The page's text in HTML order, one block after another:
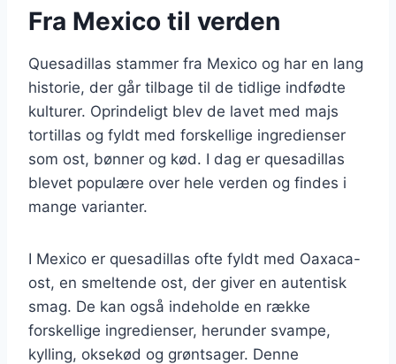
Fra Mexico til verden
Quesadillas stammer fra Mexico og har en lang
historie, der går tilbage til de tidlige indfødte
kulturer. Oprindeligt blev de lavet med majs
tortillas og fyldt med forskellige ingredienser
som ost, bønner og kød. I dag er quesadillas
blevet populære over hele verden og findes i
mange varianter.
I Mexico er quesadillas ofte fyldt med Oaxaca-
ost, en smeltende ost, der giver en autentisk
smag. De kan også indeholde en række
forskellige ingredienser, herunder svampe,
kylling, oksekød og grøntsager. Denne